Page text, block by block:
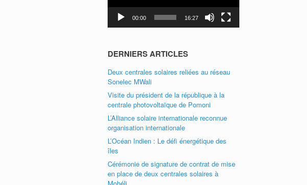
00:00 16:27
DERNIERS ARTICLES
Deux centrales solaires reliées au réseau
Sonelec MWali
Visite du président de la république à la
centrale photovoltaïque de Pomoni
L’Alliance solaire internationale reconnue
organisation internationale
L’Océan Indien : Le défi énergétique des
îles
Cérémonie de signature de contrat de mise
en place de deux centrales solaires à